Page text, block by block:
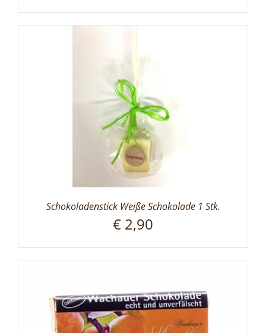
Schokoladenstick Weiße Schokolade 1 Stk.
€ 2,90